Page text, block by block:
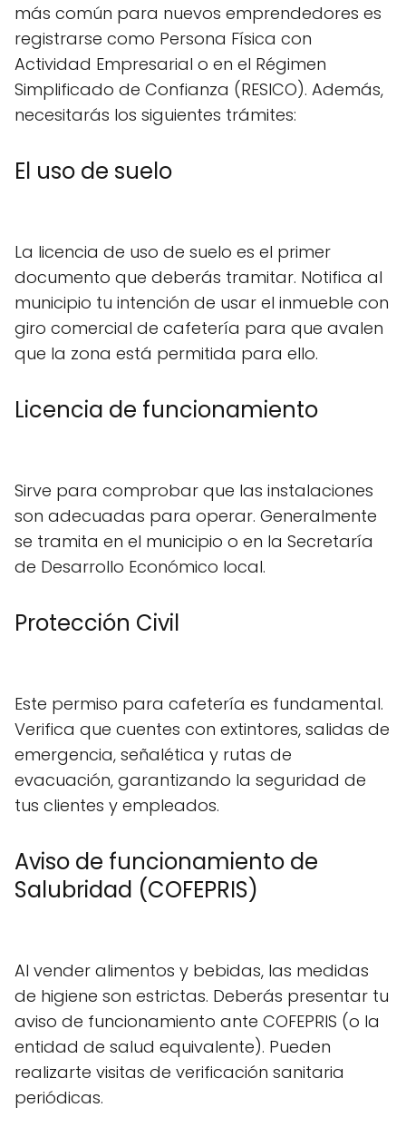
más común para nuevos emprendedores es
registrarse como Persona Física con
Actividad Empresarial o en el Régimen
Simplificado de Confianza (RESICO). Además,
necesitarás los siguientes trámites:
El uso de suelo
La licencia de uso de suelo es el primer
documento que deberás tramitar. Notifica al
municipio tu intención de usar el inmueble con
giro comercial de cafetería para que avalen
que la zona está permitida para ello.
Licencia de funcionamiento
Sirve para comprobar que las instalaciones
son adecuadas para operar. Generalmente
se tramita en el municipio o en la Secretaría
de Desarrollo Económico local.
Protección Civil
Este permiso para cafetería es fundamental.
Verifica que cuentes con extintores, salidas de
emergencia, señalética y rutas de
evacuación, garantizando la seguridad de
tus clientes y empleados.
Aviso de funcionamiento de
Salubridad (COFEPRIS)
Al vender alimentos y bebidas, las medidas
de higiene son estrictas. Deberás presentar tu
aviso de funcionamiento ante COFEPRIS (o la
entidad de salud equivalente). Pueden
realizarte visitas de verificación sanitaria
periódicas.